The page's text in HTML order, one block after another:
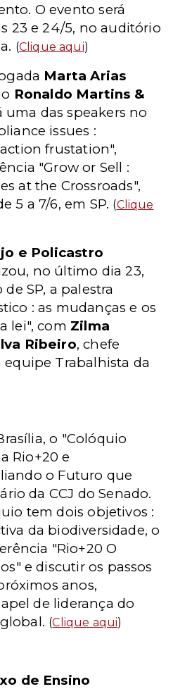
O evento será
23 e 24/5, no auditório
(Clique aqui)
Marta Arias
Ronaldo Martins &
uma das speakers no
issues :
frustation",
"Grow or Sell :
at the Crossroads",
5 a 7/6, em SP. (Clique
e Policastro
no último dia 23,
SP, a palestra
: as mudanças e os
lei", com Zilma
Ribeiro, chefe
equipe Trabalhista da
o "Colóquio
Rio+20 e
o Futuro que
da CCJ do Senado.
tem dois objetivos :
da biodiversidade, o
"Rio+20 O
e discutir os passos
anos,
de liderança do
(Clique aqui)
de Ensino